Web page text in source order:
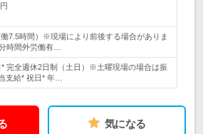
7.5時間）※現場により前後する場合がありま
時間外労働有…
完全週休2日制（土日）※土曜現場の場合は振
支給* 祝日* 年…
気になる